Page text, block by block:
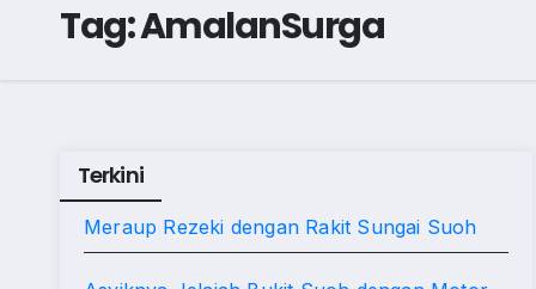
Tag:AmalanSurga
Terkini
Meraup Rezeki dengan Rakit Sungai Suoh